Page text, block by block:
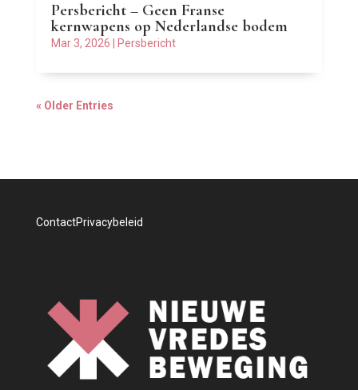
Persbericht – Geen Franse
kernwapens op Nederlandse bodem
Mar 3, 2026 Persbericht
« Older Entries
ContactPrivacybeleid